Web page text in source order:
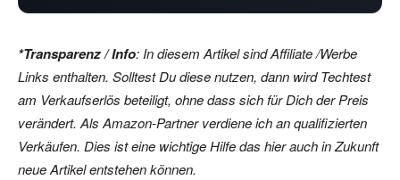
*Transparenz / Info: In diesem Artikel sind Affiliate /Werbe
Links enthalten. Solltest Du diese nutzen, dann wird Techtest
am Verkaufserlös beteiligt, ohne dass sich für Dich der Preis
verändert. Als Amazon-Partner verdiene ich an qualifizierten
Verkäufen. Dies ist eine wichtige Hilfe das hier auch in Zukunft
neue Artikel entstehen können.